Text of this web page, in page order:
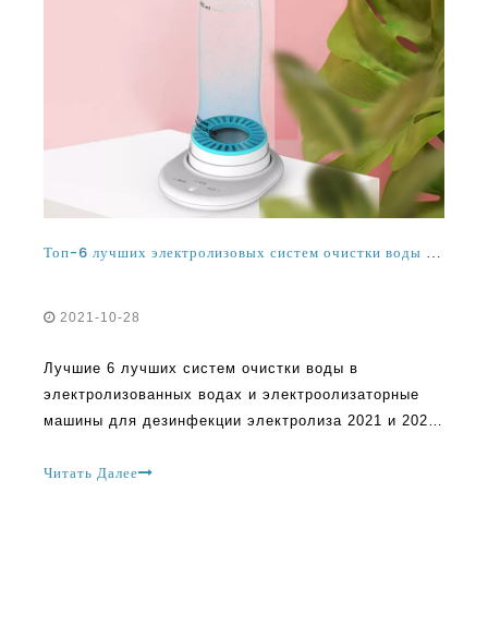
Топ-6 лучших электролизовых систем очистки воды и электролизовые машины дезинфекции воды 2021 и 2022
2021-10-28
Лучшие 6 лучших систем очистки воды в
электролизованных водах и электроолизаторные
машины для дезинфекции электролиза 2021 и 2022
здравоохранения впервые объявила о пандемии
Читать Далее